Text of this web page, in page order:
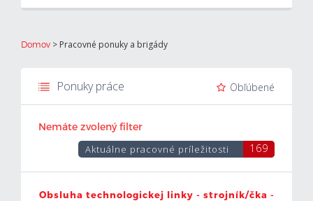
Kontakt
Žilinský kraj
Trnavský kraj 37
Nitriansky kraj 40
Prešovský kraj 10
Domov > Pracovné ponuky a brigády
Ponuky práce Obľúbené
Nemáte zvolený filter
Aktuálne pracovné príležitosti 169
Obsluha technologickej linky - strojník/čka -